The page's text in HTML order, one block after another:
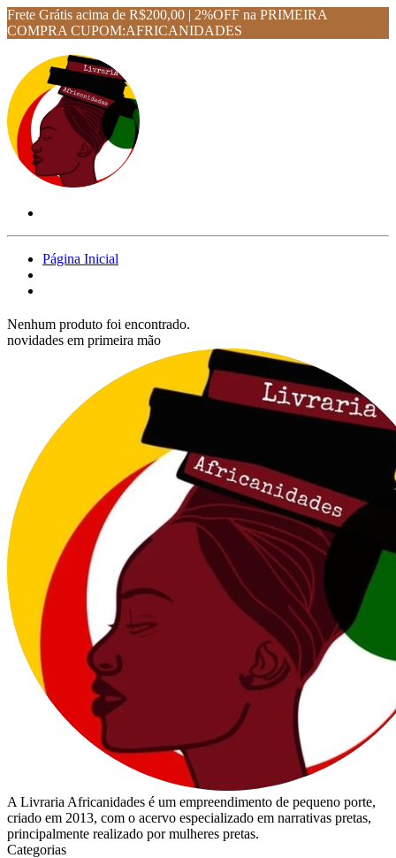
Frete Grátis acima de R$200,00 | 2%OFF na PRIMEIRA
COMPRA CUPOM:AFRICANIDADES
Página Inicial
Nenhum produto foi encontrado.
novidades em primeira mão
A Livraria Africanidades é um empreendimento de pequeno porte,
criado em 2013, com o acervo especializado em narrativas pretas,
principalmente realizado por mulheres pretas.
Categorias